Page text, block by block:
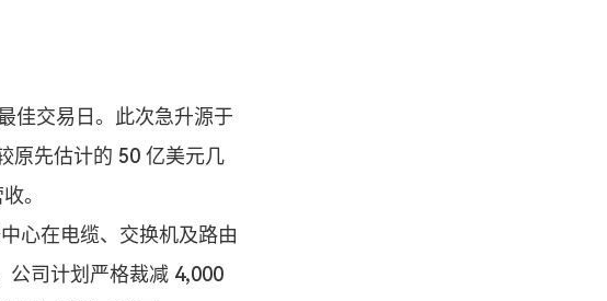
佳交易日。此次急升源于
原先估计的 50 亿美元几
。
心在电缆、交换机及路由
公司计划严格裁减 4,000